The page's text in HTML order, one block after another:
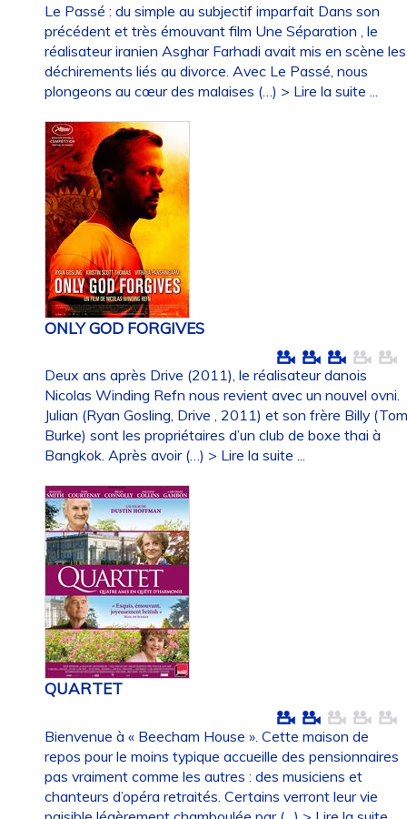
Le Passé : du simple au subjectif imparfait Dans son
précédent et très émouvant film Une Séparation , le
réalisateur iranien Asghar Farhadi avait mis en scène les
déchirements liés au divorce. Avec Le Passé, nous
plongeons au cœur des malaises (…) > Lire la suite ...
ONLY GOD FORGIVES
Deux ans après Drive (2011), le réalisateur danois
Nicolas Winding Refn nous revient avec un nouvel ovni.
Julian (Ryan Gosling, Drive , 2011) et son frère Billy
Burke) sont les propriétaires d’un club de boxe thai à
Bangkok. Après avoir (…) > Lire la suite ...
QUARTET
Bienvenue à « Beecham House ». Cette maison de
repos pour le moins typique accueille des pensionnaires
pas vraiment comme les autres : des musiciens et
chanteurs d’opéra retraités. Certains verront leur vie